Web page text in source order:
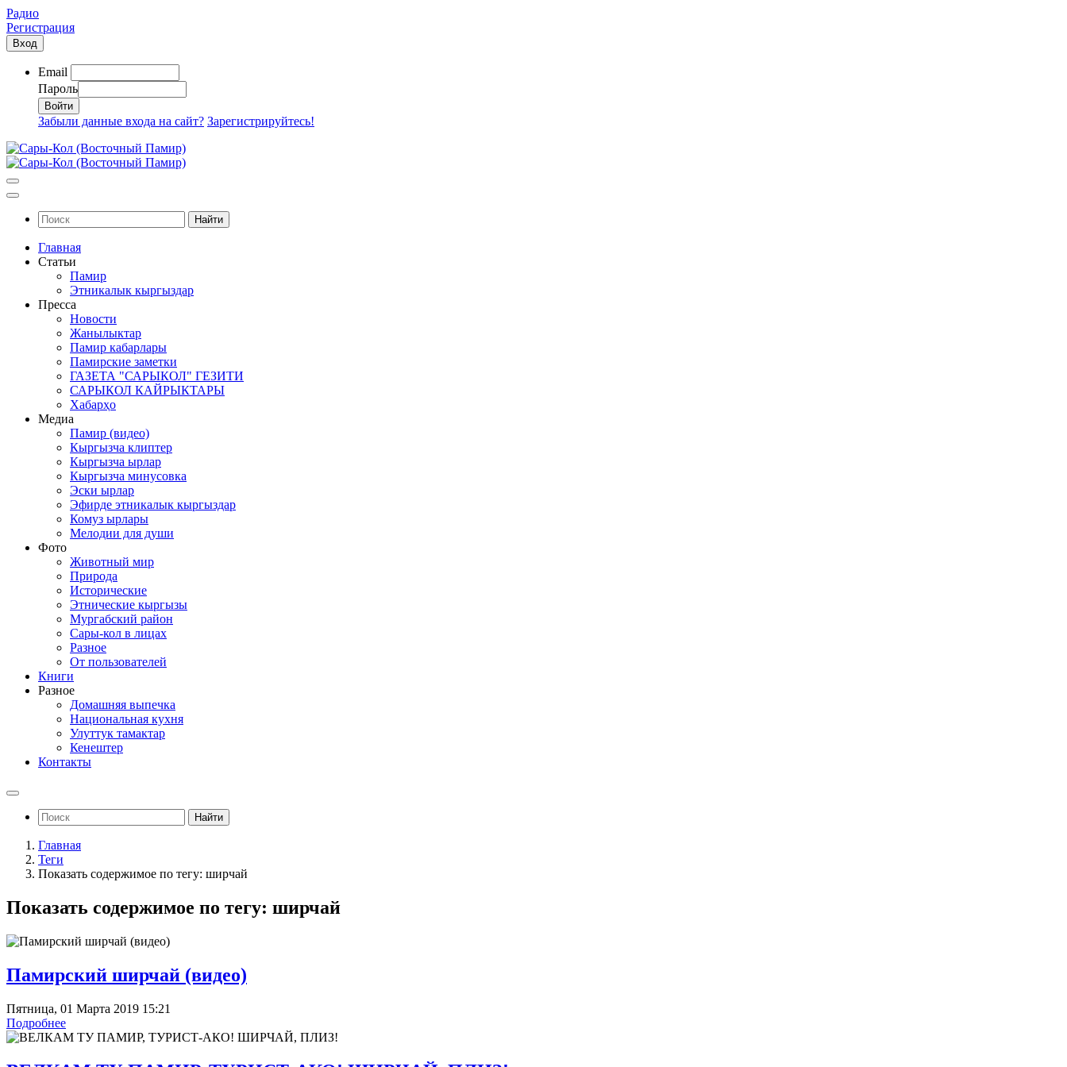
Радио
Регистрация
Вход
Email
Пароль
Забыли данные входа на сайт? Зарегистрируйтесь!
Найти
Главная
Статьи
Памир
Этникалык кыргыздар
Пресса
Новости
Жанылыктар
Памир кабарлары
Памирские заметки
ГАЗЕТА "САРЫКОЛ" ГЕЗИТИ
САРЫКОЛ КАЙРЫКТАРЫ
Хабарҳо
Медиа
Памир (видео)
Кыргызча клиптер
Кыргызча ырлар
Кыргызча минусовка
Эски ырлар
Эфирде этникалык кыргыздар
Комуз ырлары
Мелодии для души
Фото
Животный мир
Природа
Исторические
Этнические кыргызы
Мургабский район
Сары-кол в лицах
Разное
От пользователей
Книги
Разное
Домашняя выпечка
Национальная кухня
Улуттук тамактар
Кенештер
Контакты
Найти
Главная
Теги
Показать содержимое по тегу: ширчай
Показать содержимое по тегу: ширчай
Памирский ширчай (видео)
Пятница, 01 Марта 2019 15:21
Подробнее